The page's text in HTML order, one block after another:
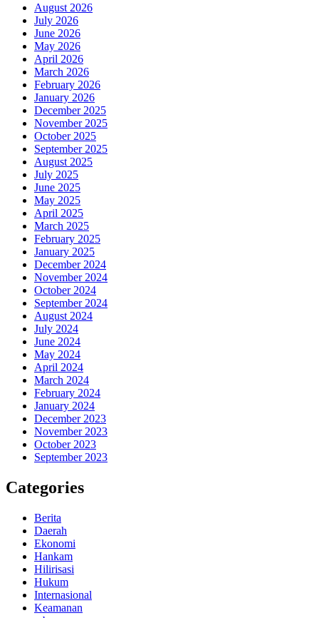
August 2026
July 2026
June 2026
May 2026
April 2026
March 2026
February 2026
January 2026
December 2025
November 2025
October 2025
September 2025
August 2025
July 2025
June 2025
May 2025
April 2025
March 2025
February 2025
January 2025
December 2024
November 2024
October 2024
September 2024
August 2024
July 2024
June 2024
May 2024
April 2024
March 2024
February 2024
January 2024
December 2023
November 2023
October 2023
September 2023
Categories
Berita
Daerah
Ekonomi
Hankam
Hilirisasi
Hukum
Internasional
Keamanan